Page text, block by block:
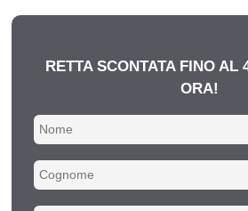
RETTA SCONTATA FINO AL
ORA!